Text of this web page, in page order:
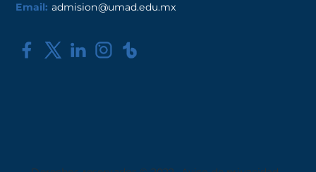
Email: admision@umad.edu.mx